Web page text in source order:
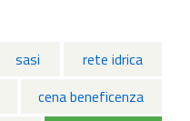
sasi
rete idrica
cena beneficenza